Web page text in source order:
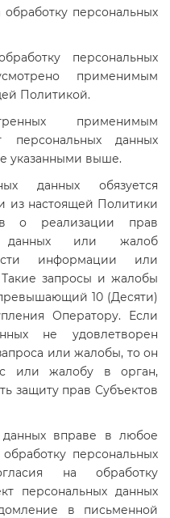
персональных
персональных
применимым
Политикой.
применимым
персональных данных
указанными выше.
данных обязуется
из настоящей Политики
о реализации прав
данных или жалоб
информации или
Такие запросы и жалобы
10 (Десяти)
Оператору. Если
не удовлетворен
или жалобы, то он
или жалобу в орган,
защиту прав Субъектов
данных вправе в любое
персональных
на обработку
персональных данных
в письменной